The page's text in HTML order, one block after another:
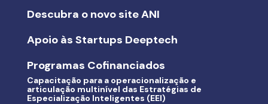
Descubra o novo site ANI
Apoio às Startups Deeptech
Programas Cofinanciados
Capacitação para a operacionalização e
articulação multinível das Estratégias de
Especialização Inteligentes (EEI)